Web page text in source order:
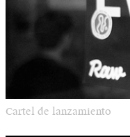
Cartel de lanzamiento